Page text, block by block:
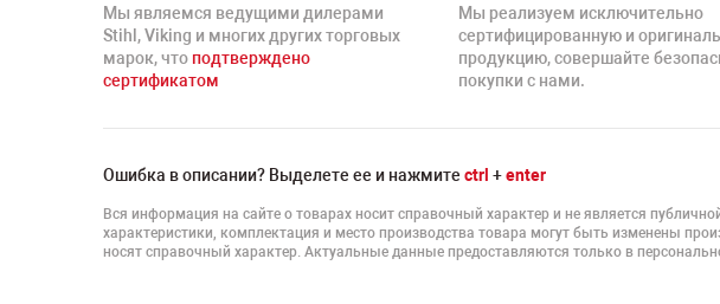
Мы являемся ведущими дилерами
Stihl, Viking и многих других торговых
марок, что подтверждено
сертификатом
Мы реализуем исключительно
сертифицированную и
продукцию, совершайте
покупки с нами.
Ошибка в описании? Выделете ее и нажмите ctrl +enter
Вся информация на сайте о товарах носит справочный характер и не является
характеристики, комплектация и место производства товара могут быть изменены
носят справочный характер. Актуальные данные предоставляются только в